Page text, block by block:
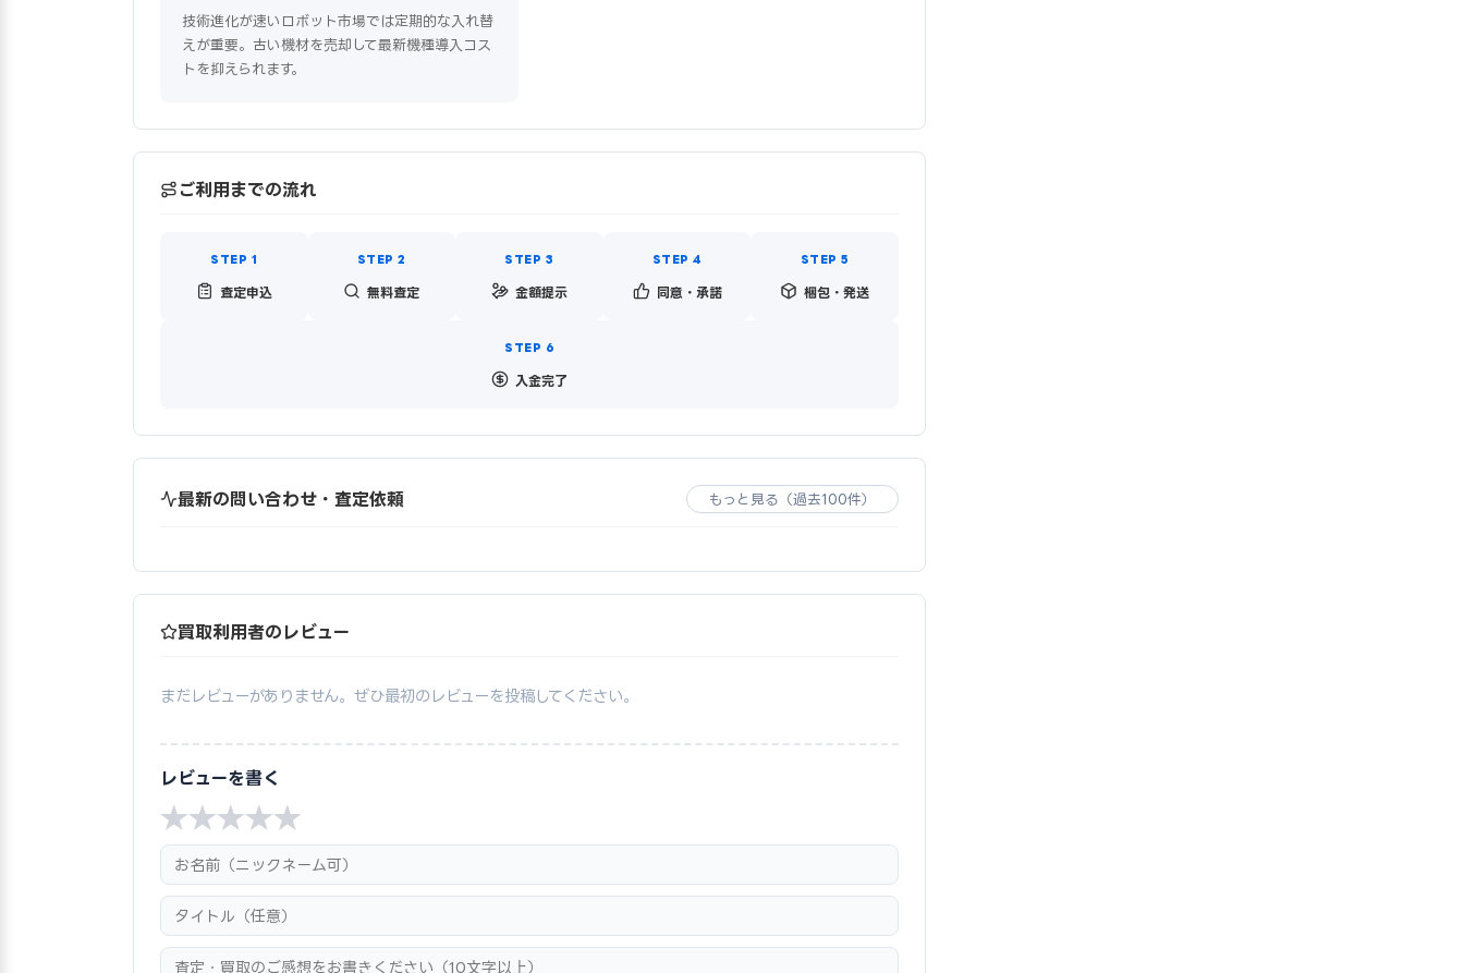
技術進化が速いロボット市場では定期的な入れ替
えが重要。古い機材を売却して最新機種導入コス
トを抑えられます。
ご利用までの流れ
査定申込 無料査定 金額提示 同意・承諾 梱包・発送
入金完了
最新の問い合わせ・査定依頼 もっと見る（過去100件）
買取利用者のレビュー
まだレビューがありません。ぜひ最初のレビューを投稿してください。
レビューを書く
★
★
★
★
★